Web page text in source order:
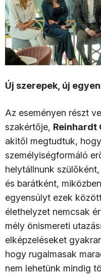
Új szerepek, új
Az eseményen részt
szakértője, Reinhardt
akitől megtudtuk,
személyiségformáló
helytállnunk
és barátként,
egyensúlyt ezek
élethelyzet nemcsak
mély önismereti
elképzeléseket
hogy rugalmasak
nem lehetünk mindig